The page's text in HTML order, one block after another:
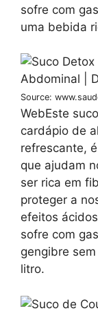
sofre com
uma bebida
Source:
WebEste
cardápio de
refrescante,
que ajudam
ser rica em
proteger a
efeitos
sofre com
gengibre
litro.